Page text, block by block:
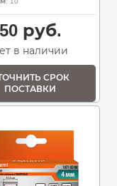
50руб.
в наличии
СРОК
ПОСТАВКИ